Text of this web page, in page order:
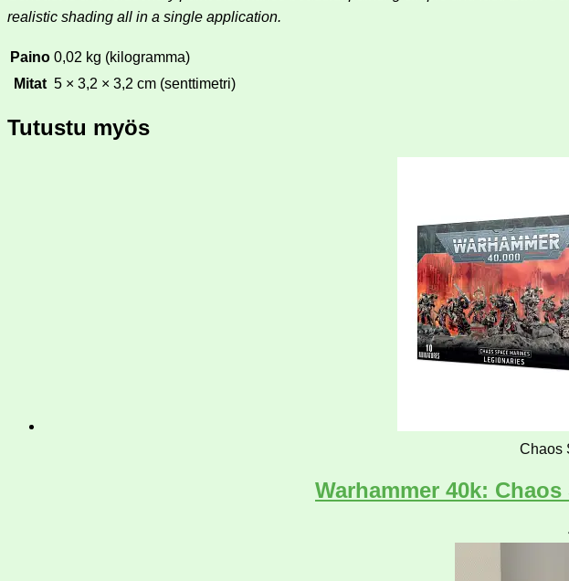
realistic shading all in a single application.
Paino 0,02 kg (kilogramma)
Mitat 5 × 3,2 × 3,2 cm (senttimetri)
Tutustu myös
Chaos
Warhammer 40k: